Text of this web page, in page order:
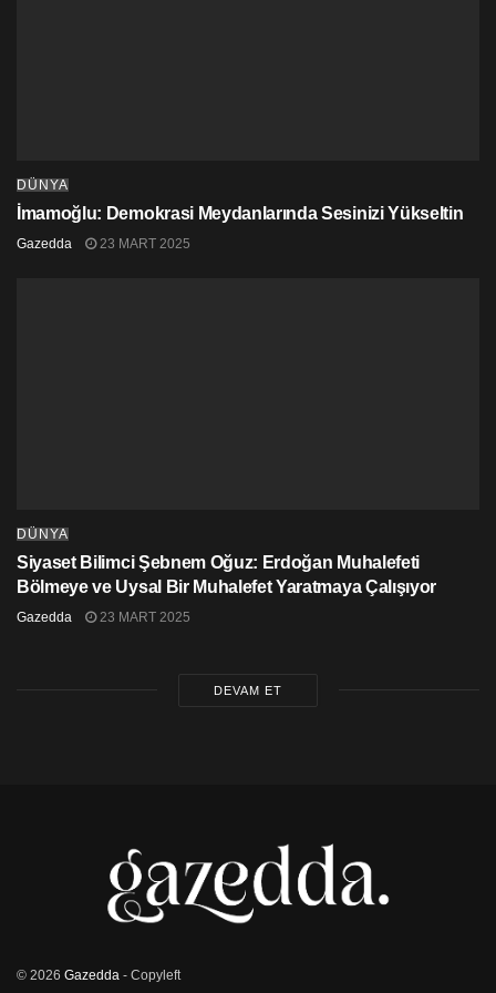
DÜNYA
İmamoğlu: Demokrasi Meydanlarında Sesinizi Yükseltin
Gazedda 23 MART 2025
DÜNYA
Siyaset Bilimci Şebnem Oğuz: Erdoğan Muhalefeti
Bölmeye ve Uysal Bir Muhalefet Yaratmaya Çalışıyor
Gazedda 23 MART 2025
DEVAM ET
© 2026 Gazedda - Copyleft